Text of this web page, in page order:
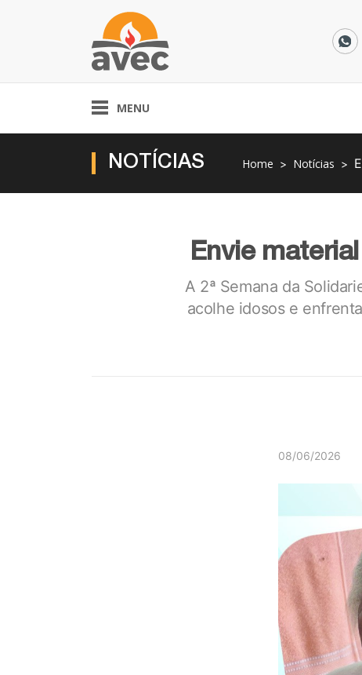
MENU
NOTÍCIAS Home Notícias
Envie
A 2ª Semana da
acolhe idosos e
08/06/2026